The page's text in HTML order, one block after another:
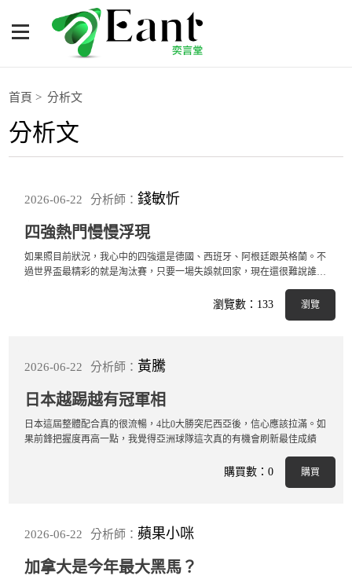
體育專題報導
籃球
球隊數據
運彩報報
運彩教學專區
首頁 分析文
分析文
2026-06-22 分析師：錢敏忻
四強熱門慢慢浮現
如果照目前狀況，我心中的四強還是德國、西班牙、阿根廷跟英格蘭。不
過世界盃最精彩的就是淘汰賽，只要一場失誤就回家，現在還很難說誰一
瀏覽數：133 瀏覽
2026-06-22 分析師： 黃騰
日本越踢越有冠軍相
日本這屆整體配合真的很流暢，4比0大勝突尼西亞後，信心應該拉滿。如
果前鋒把握度再高一點，我覺得亞洲球隊這次真的有機會刷新最佳成績
購買數：0 購買
2026-06-22 分析師：蘋果小咪
加拿大是今年最大黑馬？